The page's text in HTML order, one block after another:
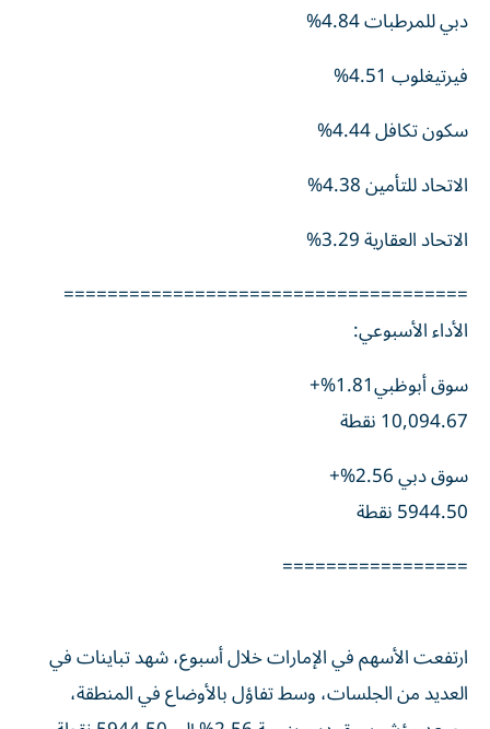
دبي للمرطبات 4.84%
فيرتيغلوب 4.51%
سكون تكافل 4.44%
الاتحاد للتأمين 4.38%
الاتحاد العقارية 3.29%
=====================================
الأداء الأسبوعي:
سوق أبوظبي1.81%+
10,094.67 نقطة
سوق دبي 2.56%+
5944.50 نقطة
=================
ارتفعت الأسهم في الإمارات خلال أسبوع، شهد تباينات في
العديد من الجلسات، وسط تفاؤل بالأوضاع في المنطقة،